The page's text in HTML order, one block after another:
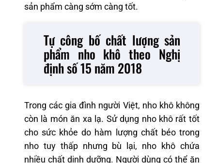
sản phẩm càng sớm càng tốt.
Tự công bố chất lượng sản
phẩm nho khô theo Nghị
định số 15 năm 2018
Trong các gia đình người Việt, nho khô không
còn là món ăn xa lạ. Sử dụng nho khô rất tốt
cho sức khỏe do hàm lượng chất béo trong
nho tuy thấp nhưng bù lại, nho khô chứa
nhiều chất dinh dưỡng. Người dùng có thể ăn